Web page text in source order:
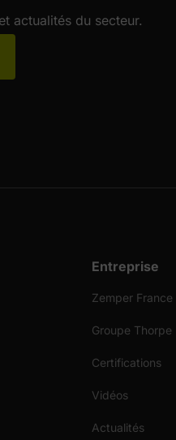
actualités du secteur.
Entreprise
Zemper France
Groupe Thorpe
Certifications
Vidéos
Actualités